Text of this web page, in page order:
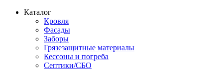
Каталог
Кровля
Фасады
Заборы
Грязезащитные материалы
Кессоны и погреба
Септики/СБО